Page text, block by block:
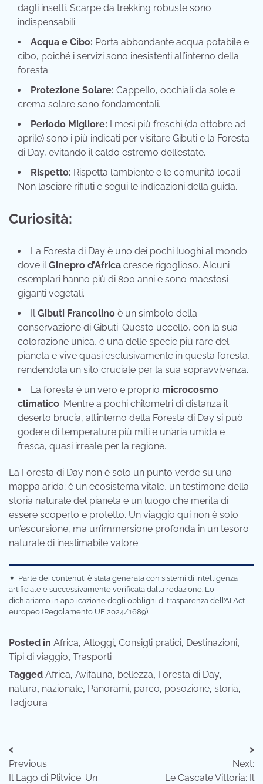
dagli insetti. Scarpe da trekking robuste sono
indispensabili.
Acqua e Cibo: Porta abbondante acqua potabile e
cibo, poiché i servizi sono inesistenti all’interno della
foresta.
Protezione Solare: Cappello, occhiali da sole e
crema solare sono fondamentali.
Periodo Migliore: I mesi più freschi (da ottobre ad
aprile) sono i più indicati per visitare Gibuti e la Foresta
di Day, evitando il caldo estremo dell’estate.
Rispetto: Rispetta l’ambiente e le comunità locali.
Non lasciare rifiuti e segui le indicazioni della guida.
Curiosità:
La Foresta di Day è uno dei pochi luoghi al mondo
dove il Ginepro d’Africa cresce rigoglioso. Alcuni
esemplari hanno più di 800 anni e sono maestosi
giganti vegetali.
Il Gibuti Francolino è un simbolo della
conservazione di Gibuti. Questo uccello, con la sua
colorazione unica, è una delle specie più rare del
pianeta e vive quasi esclusivamente in questa foresta,
rendendola un sito cruciale per la sua sopravvivenza.
La foresta è un vero e proprio microcosmo
climatico. Mentre a pochi chilometri di distanza il
deserto brucia, all’interno della Foresta di Day si può
godere di temperature più miti e un’aria umida e
fresca, quasi irreale per la regione.
La Foresta di Day non è solo un punto verde su una
mappa arida; è un ecosistema vitale, un testimone della
storia naturale del pianeta e un luogo che merita di
essere scoperto e protetto. Un viaggio qui non è solo
un’escursione, ma un’immersione profonda in un tesoro
naturale di inestimabile valore.
✦ Parte dei contenuti è stata generata con sistemi di intelligenza
artificiale e successivamente verificata dalla redazione. Lo
dichiariamo in applicazione degli obblighi di trasparenza dell’AI Act
europeo (Regolamento UE 2024/1689).
Posted in Africa, Alloggi, Consigli pratici, Destinazioni,
Tipi di viaggio, Trasporti
Tagged Africa, Avifauna, bellezza, Foresta di Day,
natura, nazionale, Panorami, parco, posozione, storia,
Tadjoura
Navigazione
articoli
Previous:
Il Lago di Plitvice: Un
Next:
Le Cascate Vittoria: Il